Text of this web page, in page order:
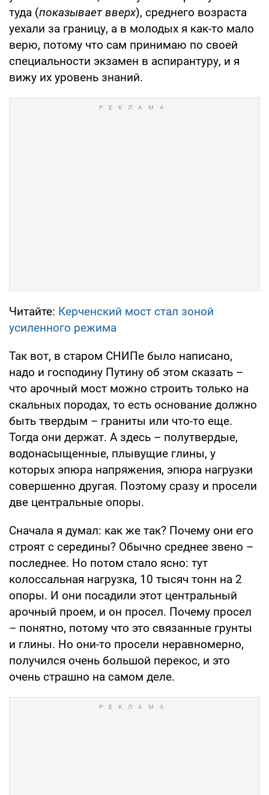
туда (показывает вверх), среднего возраста
уехали за границу, а в молодых я как-то мало
верю, потому что сам принимаю по своей
специальности экзамен в аспирантуру, и я
вижу их уровень знаний.
Читайте: Керченский мост стал зоной
усиленного режима
Так вот, в старом СНИПе было написано,
надо и господину Путину об этом сказать –
что арочный мост можно строить только на
скальных породах, то есть основание должно
быть твердым – граниты или что-то еще.
Тогда они держат. А здесь – полутвердые,
водонасыщенные, плывущие глины, у
которых эпюра напряжения, эпюра нагрузки
совершенно другая. Поэтому сразу и просели
две центральные опоры.
Сначала я думал: как же так? Почему они его
строят с середины? Обычно среднее звено –
последнее. Но потом стало ясно: тут
колоссальная нагрузка, 10 тысяч тонн на 2
опоры. И они посадили этот центральный
арочный проем, и он просел. Почему просел
– понятно, потому что это связанные грунты
и глины. Но они-то просели неравномерно,
получился очень большой перекос, и это
очень страшно на самом деле.